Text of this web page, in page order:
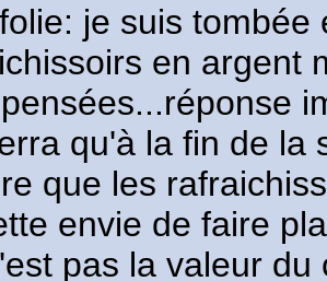
je suis
en argent
qu'à la fin de la
que les
envie de faire
pas la valeur